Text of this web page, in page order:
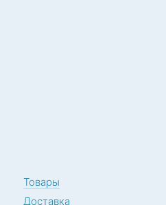
Товары
Доставка